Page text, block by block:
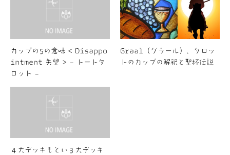
カップの5の意味 < Disappo
intment 失望 > – トートタ
ロット –
Graal（グラール）、タロッ
トのカップの解釈と聖杯伝説
４大デッキもとい３大デッキ